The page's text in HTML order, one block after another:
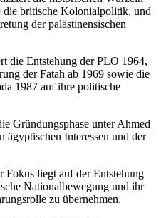
die britische Kolonialpolitik, und
der palästinensischen
die Entstehung der PLO 1964,
der Fatah ab 1969 sowie die
1987 auf ihre politische
Gründungsphase unter Ahmed
ägyptischen Interessen und der
Fokus liegt auf der Entstehung
Nationalbewegung und ihr
zu übernehmen.